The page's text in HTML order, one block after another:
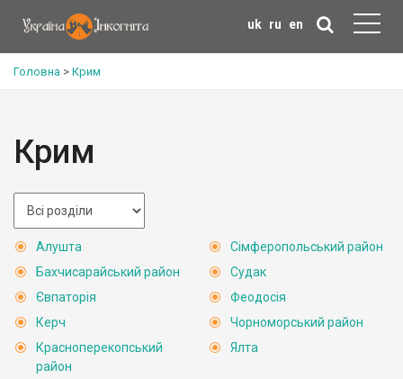
uk ru en
Головна > Крим
Крим
Алушта
Бахчисарайський район
Євпаторія
Керч
Красноперекопський
район
Сімферопольський район
Судак
Феодосія
Чорноморський район
Ялта